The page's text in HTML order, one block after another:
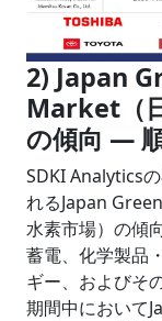
2) Japan
Market（
の傾向 —
SDKI Analytics
れるJapan
水素市場）の傾
蓄電、化学製品
ギー、およびそ
期間中において